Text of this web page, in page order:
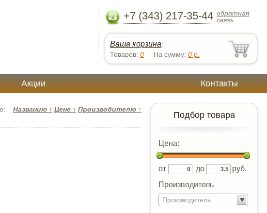
+7 (343) 217-35-44 обратная
связь
Ваша корзина:
Товаров: 0 На сумму: 0 р.
Акции Контакты
Подбор товара
Цена:
от до
руб.
Производитель
Производитель
Названию ↑ Цене ↑ Производителю ↑